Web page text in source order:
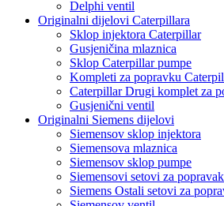
Delphi ventil
Originalni dijelovi Caterpillara
Sklop injektora Caterpillar
Gusjeničina mlaznica
Sklop Caterpillar pumpe
Kompleti za popravku
Caterpillar Drugi komplet za
Gusjenični ventil
Originalni Siemens dijelovi
Siemensov sklop injektora
Siemensova mlaznica
Siemensov sklop pumpe
Siemensovi setovi za
Siemens Ostali setovi za